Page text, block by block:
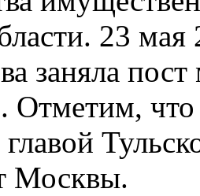
23 мая
заняла
Отметим,
главой
Москвы.